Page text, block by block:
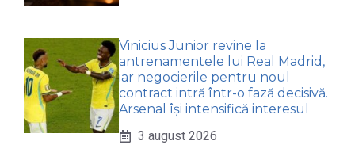
Vinicius Junior revine la
antrenamentele lui Real Madrid,
iar negocierile pentru noul
contract intră într-o fază decisivă.
Arsenal își intensifică interesul
3 august 2026